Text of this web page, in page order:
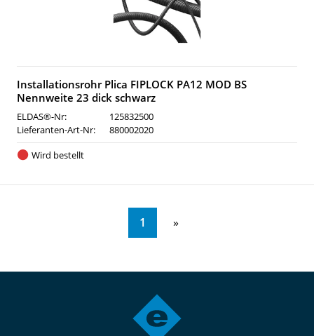
Installationsrohr Plica FIPLOCK PA12 MOD BS
Nennweite 23 dick schwarz
ELDAS®-Nr:
125832500
Lieferanten-Art-Nr:
880002020
Wird bestellt
1